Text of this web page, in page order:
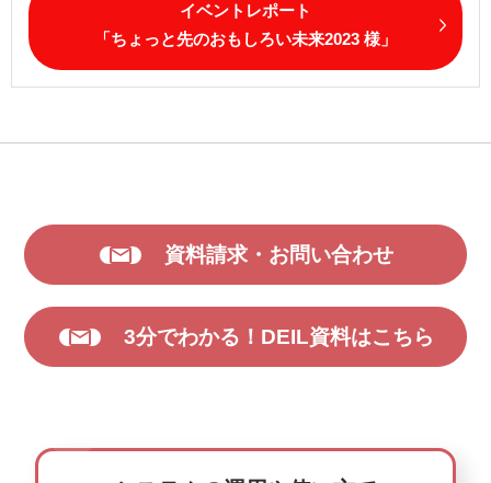
イベントレポート
「ちょっと先のおもしろい未来2023 様」
資料請求・お問い合わせ
3分でわかる！DEIL資料はこちら